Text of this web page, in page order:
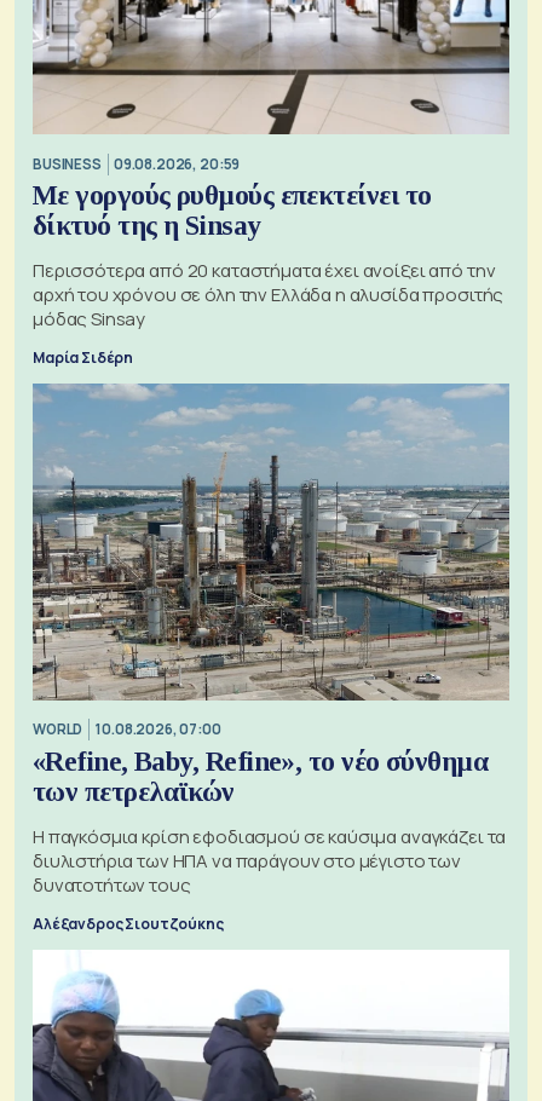
BUSINESS 09.08.2026, 20:59
Με γοργούς ρυθμούς επεκτείνει το
δίκτυό της η Sinsay
Περισσότερα από 20 καταστήματα έχει ανοίξει από την
αρχή του χρόνου σε όλη την Ελλάδα η αλυσίδα προσιτής
μόδας Sinsay
Μαρία Σιδέρη
WORLD 10.08.2026, 07:00
«Refine, Baby, Refine», το νέο σύνθημα
των πετρελαϊκών
Η παγκόσμια κρίση εφοδιασμού σε καύσιμα αναγκάζει τα
διυλιστήρια των ΗΠΑ να παράγουν στο μέγιστο των
δυνατοτήτων τους
Αλέξανδρος Σιουτζούκης